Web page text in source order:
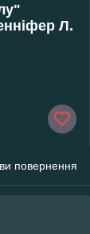
Л.
повернення